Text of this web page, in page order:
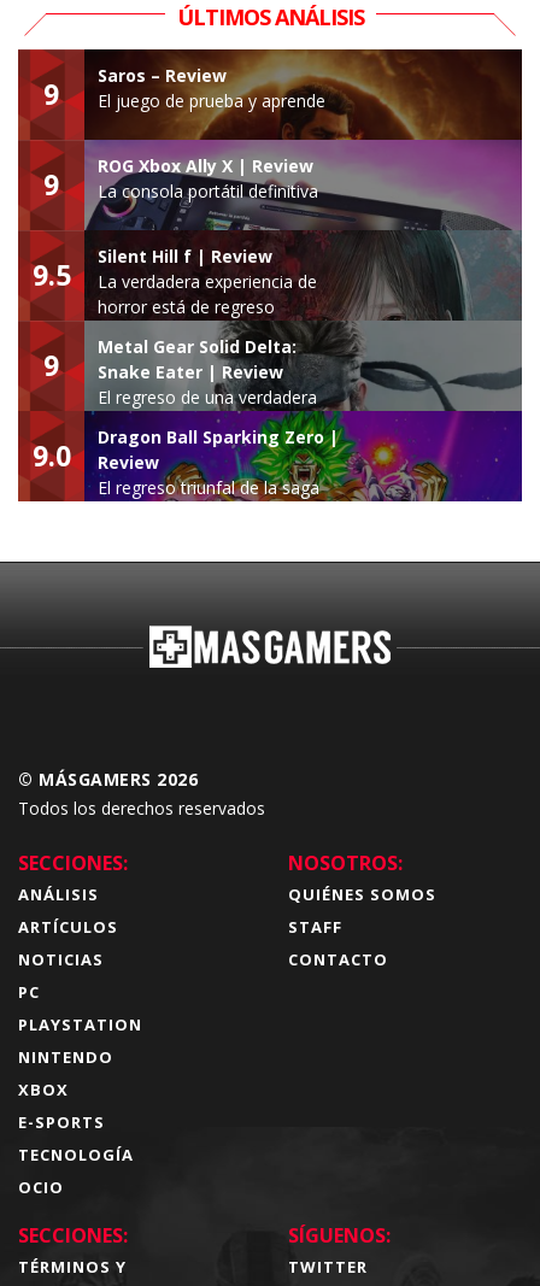
ÚLTIMOS ANÁLISIS
9
Saros – Review
El juego de prueba y aprende
9
ROG Xbox Ally X | Review
La consola portátil definitiva
9.5
Silent Hill f | Review
La verdadera experiencia de
horror está de regreso
9
Metal Gear Solid Delta:
Snake Eater | Review
El regreso de una verdadera
leyenda
9.0
Dragon Ball Sparking Zero |
Review
El regreso triunfal de la saga
© MÁSGAMERS 2026
Todos los derechos reservados
SECCIONES:
ANÁLISIS
ARTÍCULOS
NOTICIAS
PC
PLAYSTATION
NINTENDO
XBOX
E-SPORTS
TECNOLOGÍA
OCIO
NOSOTROS:
QUIÉNES SOMOS
STAFF
CONTACTO
SECCIONES:
TÉRMINOS Y
SÍGUENOS:
TWITTER